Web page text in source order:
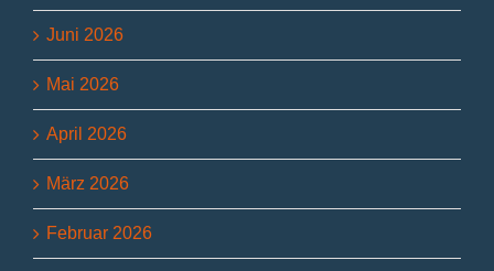
Juni 2026
Mai 2026
April 2026
März 2026
Februar 2026